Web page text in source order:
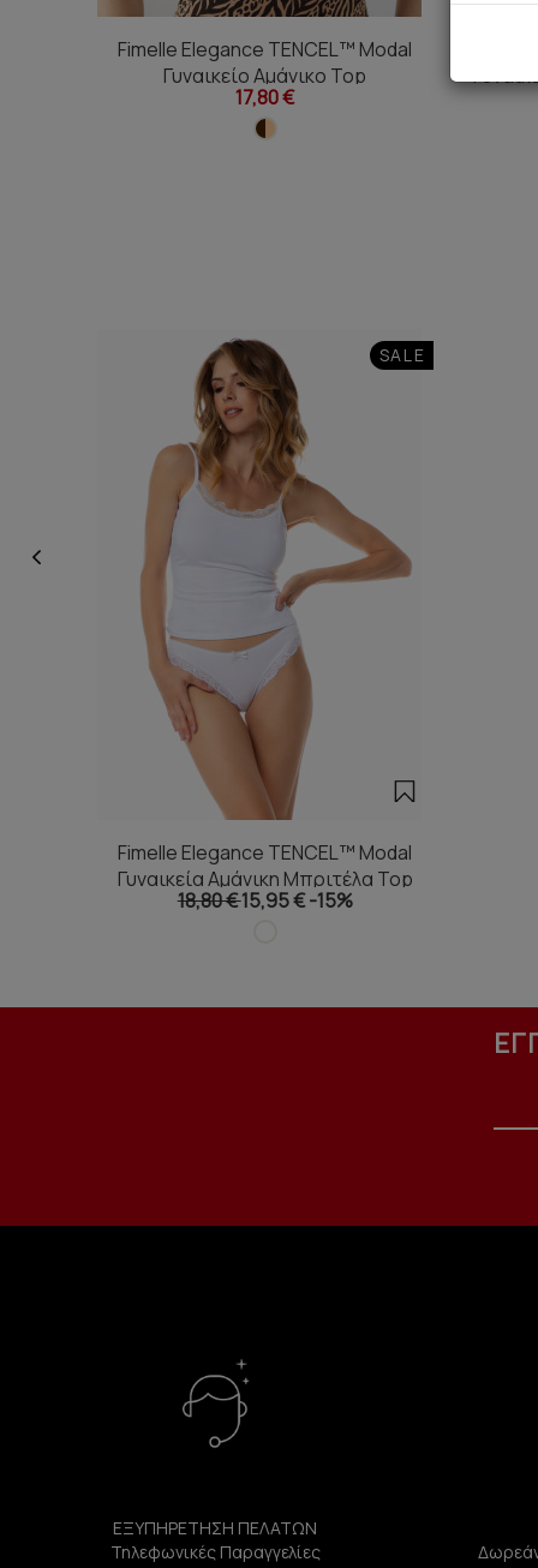
Fimelle Elegance TENCEL™ Modal
Γυναικείο Αμάνικο Top
17,80 €
SALE
Fimelle Elegance TENCEL™ Modal
Γυναικεία Αμάνικη Μπριτέλα Top
18,80 €15,95 €-15%
ΕΞΥΠΗΡΕΤΗΣΗ ΠΕΛΑΤΩΝ
Τηλεφωνικές Παραγγελίες